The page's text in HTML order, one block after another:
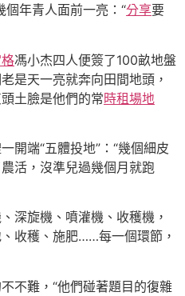
個年青人面前一亮：“分享要
馮小杰四人便簽了100畝地盤
是天一亮就奔向田間地頭，
土臉是他們的常時租場地
開端“五體投地”：“幾個細皮
活，沒準兒過幾個月就跑
深旋機、噴灌機、收穫機，
收穫、施肥……每一個環節，
不難，“他們碰著題目的復雜